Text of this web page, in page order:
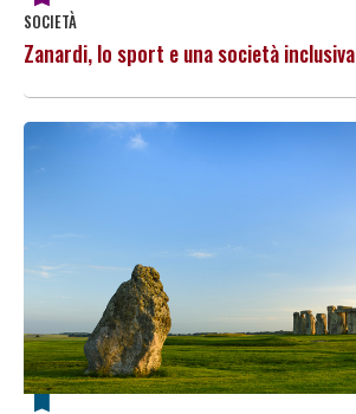
SOCIETÀ
Zanardi, lo sport e una società inclusiva